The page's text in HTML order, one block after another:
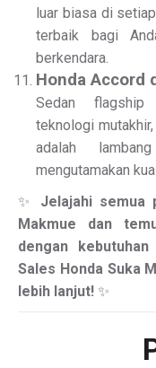
luar biasa di
terbaik bagi
berkendara.
Honda Accord
Sedan flagship
teknologi
adalah
mengutamakan
✨ Jelajahi semua
Makmue dan
dengan
Sales Honda Suka
lebih lanjut! ✨